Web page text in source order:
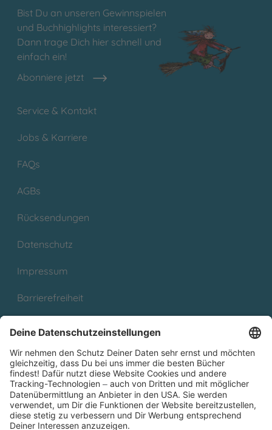
Bist Du an unseren Gewinnspielen
und Buchhighlights interessiert?
Dann trage Dich hier schnell und
einfach ein!
Abonniere jetzt
Service & Kontakt
Jobs & Karriere
FAQs
AGBs
Rücksendungen
Datenschutz
Impressum
Barrierefreiheit
Partnerprogramm (Affiliate)
Folge uns auf